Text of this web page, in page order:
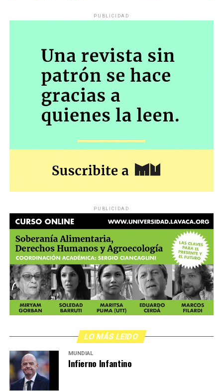
PUBLICIDAD
PUBLICIDAD
LO MÁS LEIDO
MUNDIAL
Infierno Infantino